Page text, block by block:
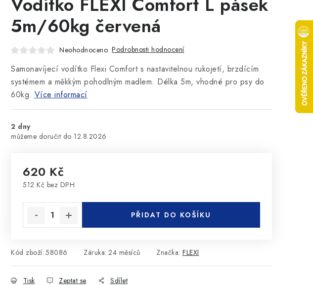
5m/60kg červená
Neohodnoceno Podrobnosti hodnocení
Samonavíjecí vodítko Flexi Comfort s nastavitelnou rukojetí, brzdícím
systémem a měkkým pohodlným madlem. Délka 5m, vhodné pro psy do
60kg. Více informací
2 dny
12.8.2026
620 Kč
512 Kč bez DPH
PŘIDAT DO KOŠÍKU
Kód zboží: 58086 Záruka: 24 měsíců Značka: FLEXI
Tisk Zeptat se Sdílet